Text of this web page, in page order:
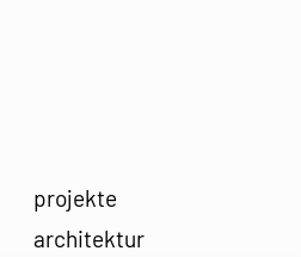
projekte
architektur